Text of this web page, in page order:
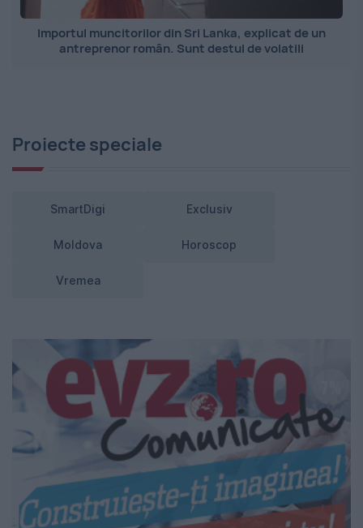
Importul muncitorilor din Sri Lanka, explicat de un
antreprenor român. Sunt destul de volatili
Proiecte speciale
SmartDigi Exclusiv
Moldova Horoscop
Vremea